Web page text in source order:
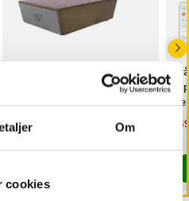
Om
cookies
2 hverdage
Rullende knivsliber /
magnetisk slibestøtte /
faste slibevinkler
Pris:
179 kr.